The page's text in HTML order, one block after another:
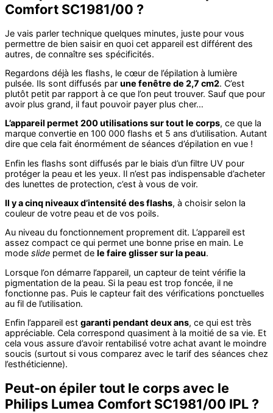
Comfort SC1981/00 ?
Je vais parler technique quelques minutes, juste pour vous
permettre de bien saisir en quoi cet appareil est différent des
autres, de connaître ses spécificités.
Regardons déjà les flashs, le cœur de l’épilation à lumière
pulsée. Ils sont diffusés par une fenêtre de 2,7 cm2. C’est
plutôt petit par rapport à ce que l’on peut trouver. Sauf que pour
avoir plus grand, il faut pouvoir payer plus cher…
L’appareil permet 200 utilisations sur tout le corps, ce que la
marque convertie en 100 000 flashs et 5 ans d’utilisation. Autant
dire que cela fait énormément de séances d’épilation en vue !
Enfin les flashs sont diffusés par le biais d’un filtre UV pour
protéger la peau et les yeux. Il n’est pas indispensable d’acheter
des lunettes de protection, c’est à vous de voir.
Il y a cinq niveaux d’intensité des flashs, à choisir selon la
couleur de votre peau et de vos poils.
Au niveau du fonctionnement proprement dit. L’appareil est
assez compact ce qui permet une bonne prise en main. Le
mode slide permet de le faire glisser sur la peau.
Lorsque l’on démarre l’appareil, un capteur de teint vérifie la
pigmentation de la peau. Si la peau est trop foncée, il ne
fonctionne pas. Puis le capteur fait des vérifications ponctuelles
au fil de l’utilisation.
Enfin l’appareil est garanti pendant deux ans, ce qui est très
appréciable. Cela correspond quasiment à la moitié de sa vie. Et
cela vous assure d’avoir rentabilisé votre achat avant le moindre
soucis (surtout si vous comparez avec le tarif des séances chez
l’esthéticienne).
Peut-on épiler tout le corps avec le
Philips Lumea Comfort SC1981/00 IPL ?